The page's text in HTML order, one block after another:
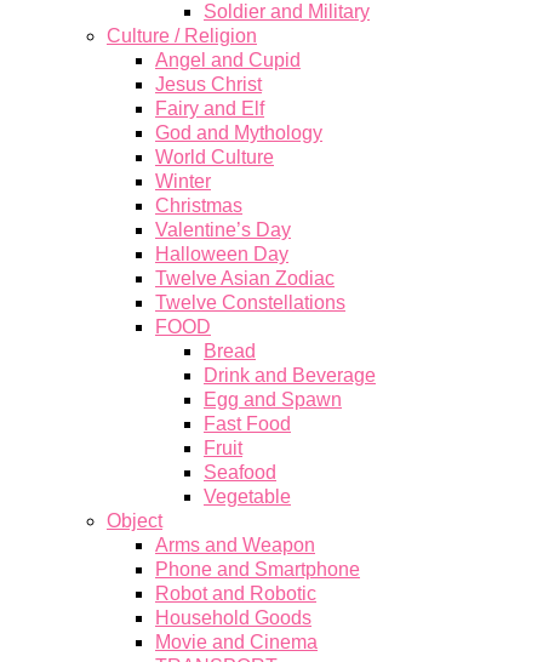
Soldier and Military
Culture / Religion
Angel and Cupid
Jesus Christ
Fairy and Elf
God and Mythology
World Culture
Winter
Christmas
Valentine’s Day
Halloween Day
Twelve Asian Zodiac
Twelve Constellations
FOOD
Bread
Drink and Beverage
Egg and Spawn
Fast Food
Fruit
Seafood
Vegetable
Object
Arms and Weapon
Phone and Smartphone
Robot and Robotic
Household Goods
Movie and Cinema